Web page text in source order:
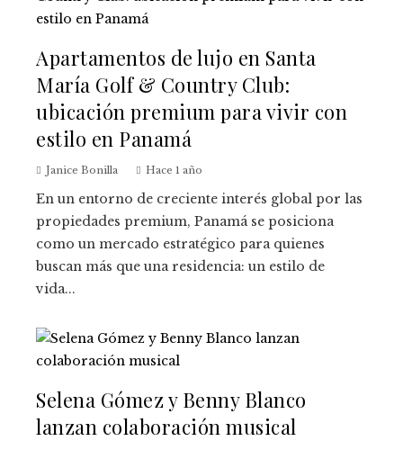
Apartamentos de lujo en Santa
María Golf & Country Club:
ubicación premium para vivir con
estilo en Panamá
Janice Bonilla Hace 1 año
En un entorno de creciente interés global por las
propiedades premium, Panamá se posiciona
como un mercado estratégico para quienes
buscan más que una residencia: un estilo de
vida...
Selena Gómez y Benny Blanco
lanzan colaboración musical